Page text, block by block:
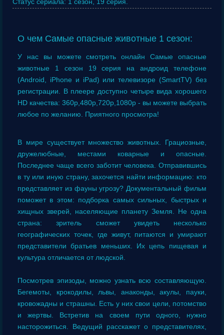
О чем Самые опасные животные 1 сезон:
У нас вы можете смотреть онлайн Самые опасные
животные 1 сезон 19 серия на андроид телефоне
(Android, iPhone и iPad) или телевизоре (SmartTV) без
регистрации. В плеере доступно четыре вида хорошего
HD качества: 360p,480p,720p,1080p - вы можете выбрать
любое по желанию. Приятного просмотра!
В мире существует множество животных. Грациозные,
дружелюбные, местами коварные и опасные.
Последнее чаще всего заботит человека. Отправившись
в ту или иную страну, захочется найти информацию: кто
представляет из фауны угрозу? Документальный фильм
поможет в этом: подборка самых сильных, быстрых и
хищных зверей, населяющие планету Земля. Не одна
страна: зритель сможет увидеть несколько
географических точек, где живут, питаются и умирают
представители братьев меньших. Их цепь пищевая и
культура отличается от людской.
Посмотрев эпизоды, можно узнать всю составляющую.
Бегемоты, крокодилы, львы, анаконды, акулы, пауки,
кровожадны и страшны. Есть у них свои цели, потомство
и жертвы. Встретив на своем пути одного, нужно
насторожиться. Ведущий расскажет о представителях,